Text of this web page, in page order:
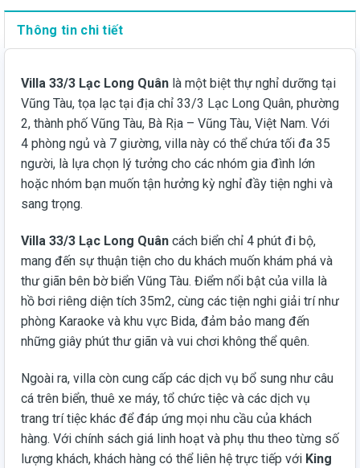
Thông tin chi tiết
Villa 33/3 Lạc Long Quân là một biệt thự nghỉ dưỡng tại
Vũng Tàu, tọa lạc tại địa chỉ 33/3 Lạc Long Quân, phường
2, thành phố Vũng Tàu, Bà Rịa – Vũng Tàu, Việt Nam. Với
4 phòng ngủ và 7 giường, villa này có thể chứa tối đa 35
người, là lựa chọn lý tưởng cho các nhóm gia đình lớn
hoặc nhóm bạn muốn tận hưởng kỳ nghỉ đầy tiện nghi và
sang trọng.
Villa 33/3 Lạc Long Quân cách biển chỉ 4 phút đi bộ,
mang đến sự thuận tiện cho du khách muốn khám phá và
thư giãn bên bờ biển Vũng Tàu. Điểm nổi bật của villa là
hồ bơi riêng diện tích 35m2, cùng các tiện nghi giải trí như
phòng Karaoke và khu vực Bida, đảm bảo mang đến
những giây phút thư giãn và vui chơi không thể quên.
Ngoài ra, villa còn cung cấp các dịch vụ bổ sung như câu
cá trên biển, thuê xe máy, tổ chức tiệc và các dịch vụ
trang trí tiệc khác để đáp ứng mọi nhu cầu của khách
hàng. Với chính sách giá linh hoạt và phụ thu theo từng số
lượng khách, khách hàng có thể liên hệ trực tiếp với King